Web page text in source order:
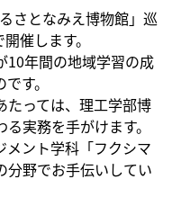
さとなみえ博物館」巡
催します。
年間の地域学習の成
す。
っては、理工学部博
実務を手がけます。
メント学科「フクシマ
分野でお手伝いしてい